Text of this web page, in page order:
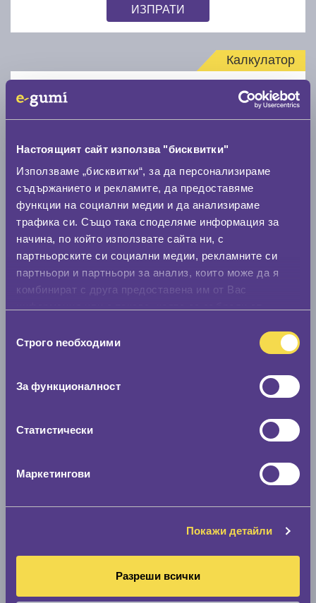
Настоящият сайт използва "бисквитки"
Използваме „бисквитки“, за да персонализираме
съдържанието и рекламите, да предоставяме
функции на социални медии и да анализираме
трафика си. Също така споделяме информация за
начина, по който използвате сайта ни, с
партньорските си социални медии, рекламните си
партньори и партньори за анализ, които може да я
комбинират с друга предоставена им от Вас
наСтрого nеобходими
За функционалност
Статистически
Маркетингови
Покажи детайли
Разреши всички
ИЗПРАТИ
Калкулатор
Нов размер
Модел